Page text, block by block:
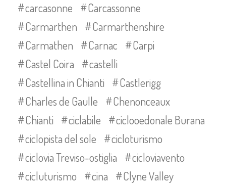
carcasonne
Carcassonne
Carmarthen
Carmarthenshire
Carmathen
Carnac
Carpi
Castel Coira
castelli
Castellina in Chianti
Castlerigg
Charles de Gaulle
Chenonceaux
Chianti
ciclabile
ciclooedonale Burana
ciclopista del sole
cicloturismo
ciclovia Treviso-ostiglia
cicloviavento
cicluturismo
cina
Clyne Valley